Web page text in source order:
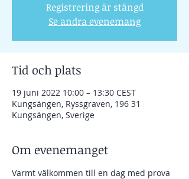
Registrering är stängd
Se andra evenemang
Tid och plats
19 juni 2022 10:00 – 13:30 CEST
Kungsängen, Ryssgraven, 196 31
Kungsängen, Sverige
Om evenemanget
Varmt välkommen till en dag med prova